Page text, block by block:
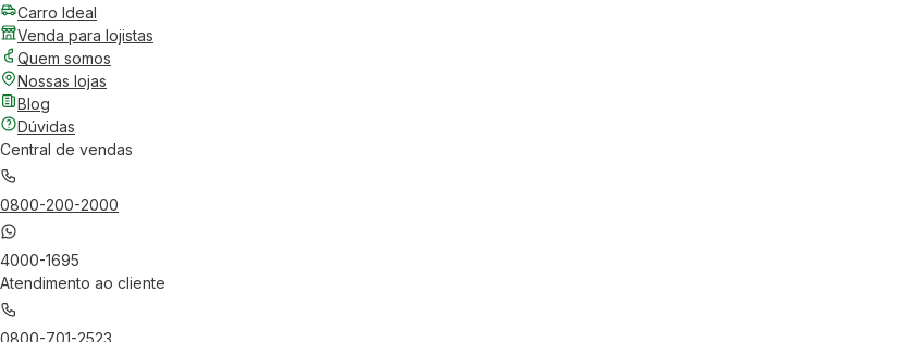
Carro Ideal
Venda para lojistas
Quem somos
Nossas lojas
Blog
Dúvidas
Central de vendas
0800-200-2000
4000-1695
Atendimento ao cliente
0800-701-2523